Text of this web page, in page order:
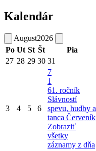
Kalendár
August2026
Po Ut St Št Pia
27 28 29 30 31
3 4 5 6
7
1
61. ročník
Slávností
spevu, hudby a
tanca Červeník
Zobraziť
všetky
záznamy z dňa